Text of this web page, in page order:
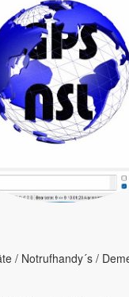
/ Notrufhandy´s /